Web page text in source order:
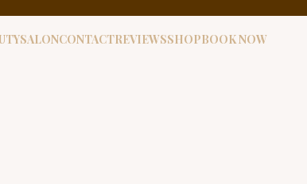
CONTACTREVIEWSSHOPBOOK NOW